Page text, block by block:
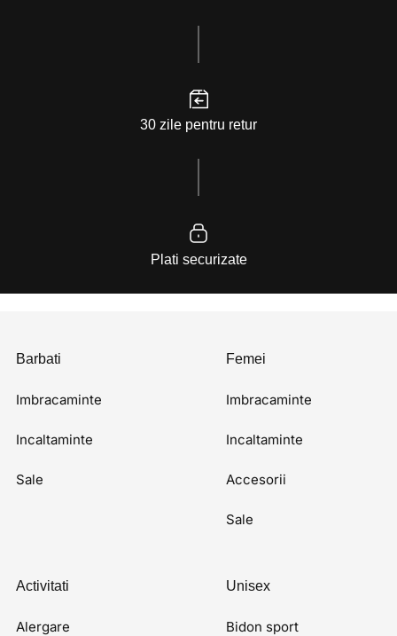
30 zile pentru retur
Plati securizate
Barbati
Imbracaminte
Incaltaminte
Sale
Femei
Imbracaminte
Incaltaminte
Accesorii
Sale
Activitati
Alergare
Unisex
Bidon sport